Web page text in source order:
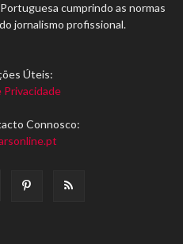
cumprindo as normas
jornalismo profissional.
Úteis:
Privacidade
Connosco: